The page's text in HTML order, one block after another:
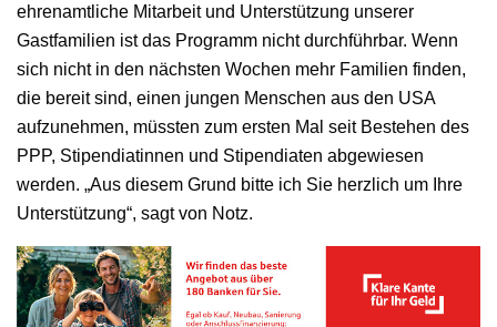
ehrenamtliche Mitarbeit und Unterstützung unserer
Gastfamilien ist das Programm nicht durchführbar. Wenn
sich nicht in den nächsten Wochen mehr Familien finden,
die bereit sind, einen jungen Menschen aus den USA
aufzunehmen, müssten zum ersten Mal seit Bestehen des
PPP, Stipendiatinnen und Stipendiaten abgewiesen
werden. „Aus diesem Grund bitte ich Sie herzlich um Ihre
Unterstützung“, sagt von Notz.